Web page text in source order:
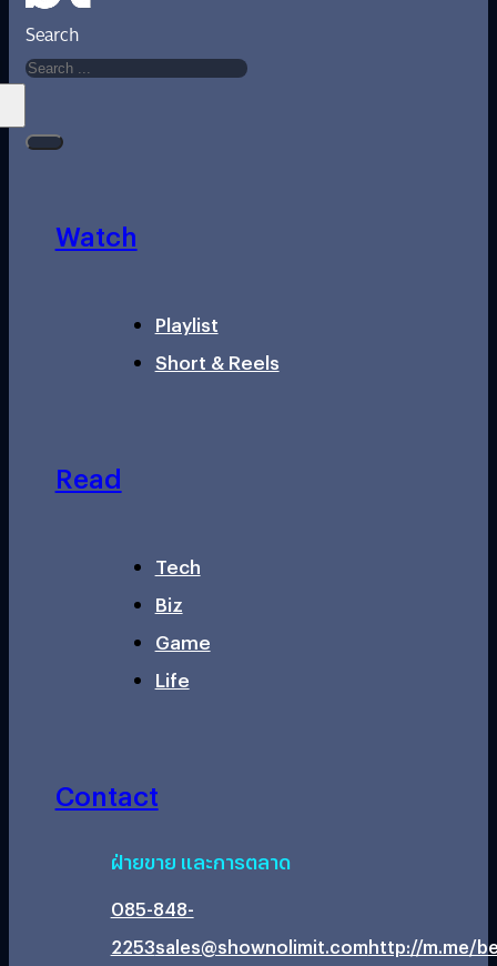
Search
Watch
Playlist
Short & Reels
Read
Tech
Biz
Game
Life
Contact
ฝ่ายขาย และการตลาด
085-848-
2253sales@shownolimit.comhttp://m.me/